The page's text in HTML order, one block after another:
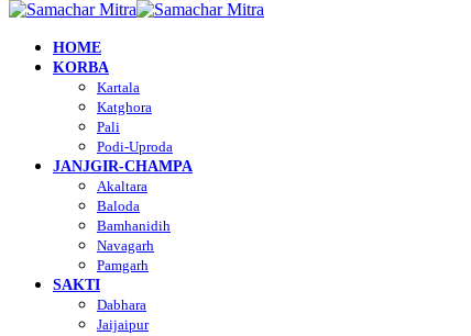
HOME
KORBA
Kartala
Katghora
Pali
Podi-Uproda
JANJGIR-CHAMPA
Akaltara
Baloda
Bamhanidih
Navagarh
Pamgarh
SAKTI
Dabhara
Jaijaipur